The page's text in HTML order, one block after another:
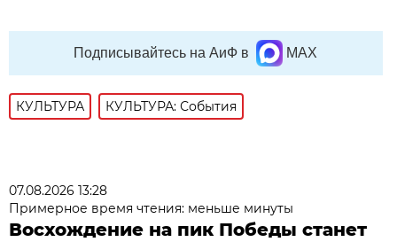
Подписывайтесь на АиФ в MAX
КУЛЬТУРА КУЛЬТУРА: События
07.08.2026 13:28
Примерное время чтения: меньше минуты
Восхождение на пик Победы станет